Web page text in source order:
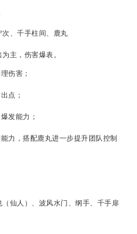
次、千手柱间、鹿丸
主，伤害爆表。
伤害；
点；
发能力；
力，搭配鹿丸进一步提升团队控制
（仙人）、波风水门、纲手、千手扉